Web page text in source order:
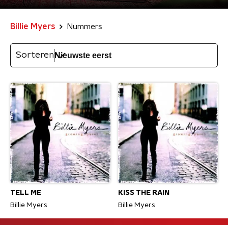
Billie Myers Nummers
Sorteren
TELL ME
Billie Myers
KISS THE RAIN
Billie Myers